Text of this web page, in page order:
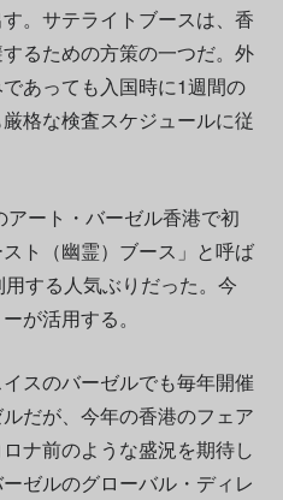
。サテライトブースは、香
るための方策の一つだ。外
あっても入国時に1週間の
格な検査スケジュールに従
ート・バーゼル香港で初
ト（幽霊）ブース」と呼ば
する人気ぶりだった。今
が活用する。
スのバーゼルでも毎年開催
だが、今年の香港のフェア
ナ前のような盛況を期待し
ゼルのグローバル・ディレ